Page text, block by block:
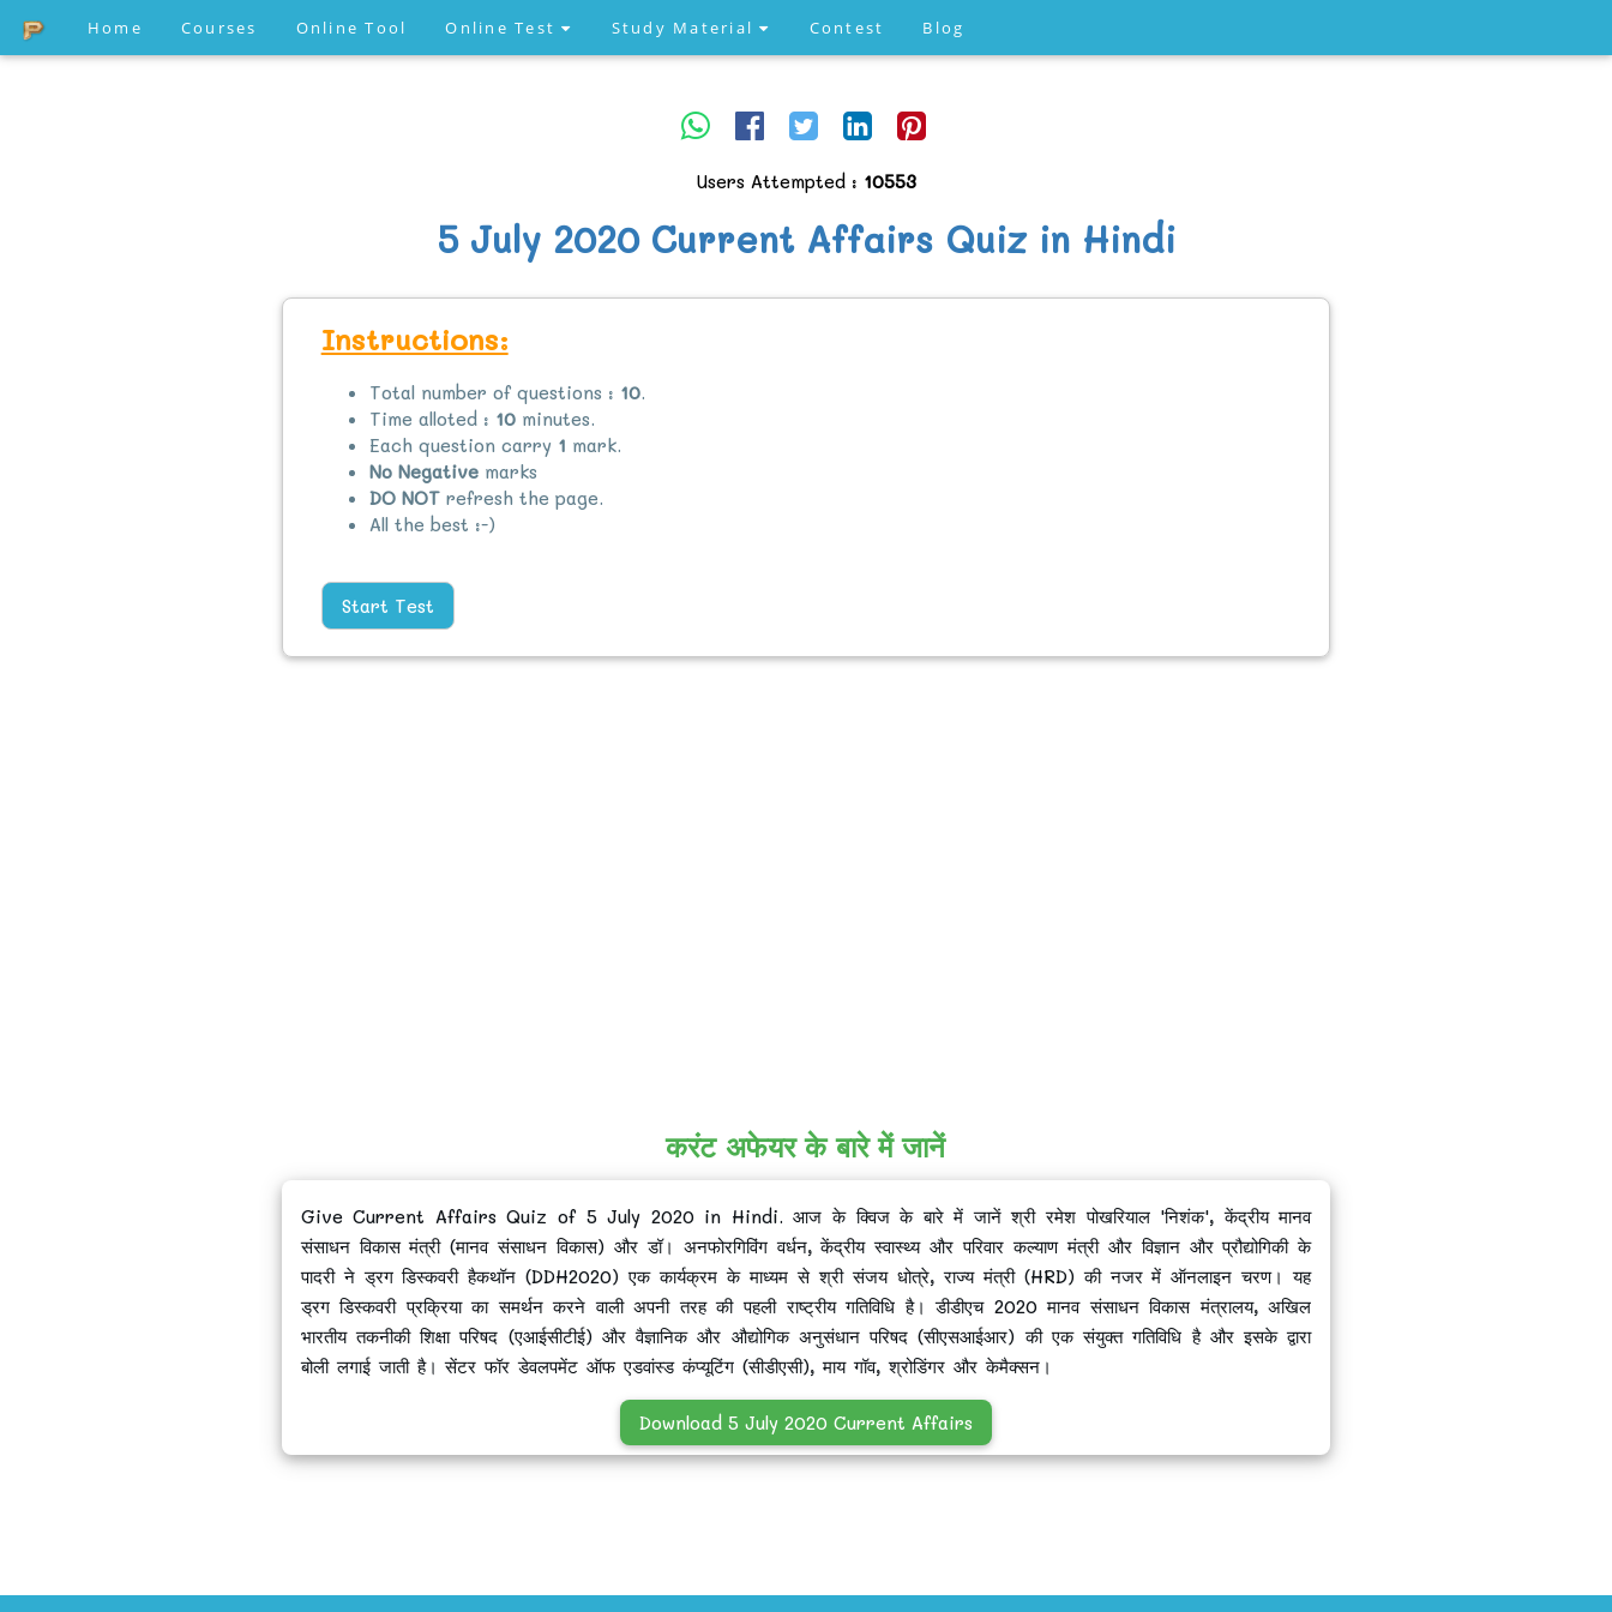
Home Courses Online Tool Online Test Study Material Contest Blog
Users Attempted : 10553
5 July 2020 Current Affairs Quiz in Hindi
Instructions:
Total number of questions : 10.
Time alloted : 10minutes.
Each question carry 1 mark.
No Negativemarks
DO NOTrefresh the page.
All the best :-)
Start Test
करंट अफेयर के बारे में जानें
Give Current Affairs Quiz of 5 July 2020 in Hindi. आज के क्विज के बारे में जानें श्री रमेश पोखरियाल 'निशंक', केंद्रीय मानव
संसाधन विकास मंत्री (मानव संसाधन विकास) और डॉ। अनफोरगिविंग वर्धन, केंद्रीय स्वास्थ्य और परिवार कल्याण मंत्री और विज्ञान और प्रौद्योगिकी के
पादरी ने ड्रग डिस्कवरी हैकथॉन (DDH2020) एक कार्यक्रम के माध्यम से श्री संजय धोत्रे, राज्य मंत्री (HRD) की नजर में ऑनलाइन चरण। यह
ड्रग डिस्कवरी प्रक्रिया का समर्थन करने वाली अपनी तरह की पहली राष्ट्रीय गतिविधि है। डीडीएच 2020 मानव संसाधन विकास मंत्रालय, अखिल
भारतीय तकनीकी शिक्षा परिषद (एआईसीटीई) और वैज्ञानिक और औद्योगिक अनुसंधान परिषद (सीएसआईआर) की एक संयुक्त गतिविधि है और इसके द्वारा
बोली लगाई जाती है। सेंटर फॉर डेवलपमेंट ऑफ एडवांस्ड कंप्यूटिंग (सीडीएसी), माय गॉव, श्रोडिंगर और केमैक्सन।
Download 5 July 2020 Current Affairs